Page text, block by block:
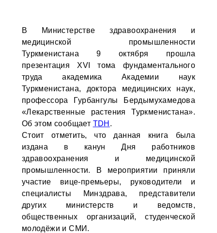
В Министерстве здравоохранения и
медицинской промышленности
Туркменистана 9 октября прошла
презентация XVI тома фундаментального
труда академика Академии наук
Туркменистана, доктора медицинских наук,
профессора Гурбангулы Бердымухамедова
«Лекарственные растения Туркменистана».
Об этом сообщает TDH .
Стоит отметить, что данная книга была
издана в канун Дня работников
здравоохранения и медицинской
промышленности. В мероприятии приняли
участие вице-премьеры, руководители и
специалисты Минздрава, представители
других министерств и ведомств,
общественных организаций, студенческой
молодёжи и СМИ.